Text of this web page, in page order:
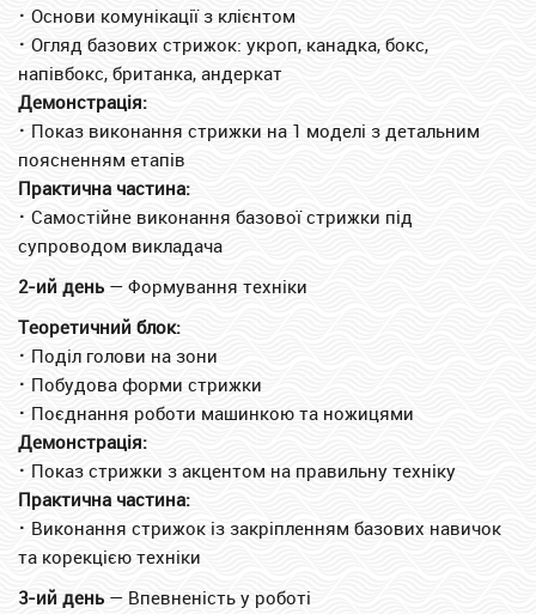
⠂ Основи комунікації з клієнтом
⠂ Огляд базових стрижок: укроп, канадка, бокс,
напівбокс, британка, андеркат
Демонстрація:
⠂ Показ виконання стрижки на 1 моделі з детальним
поясненням етапів
Практична частина:
⠂ Самостійне виконання базової стрижки під
супроводом викладача
2-ий день — Формування техніки
Теоретичний блок:
⠂ Поділ голови на зони
⠂ Побудова форми стрижки
⠂ Поєднання роботи машинкою та ножицями
Демонстрація:
⠂ Показ стрижки з акцентом на правильну техніку
Практична частина:
⠂ Виконання стрижок із закріпленням базових навичок
та корекцією техніки
3-ий день — Впевненість у роботі